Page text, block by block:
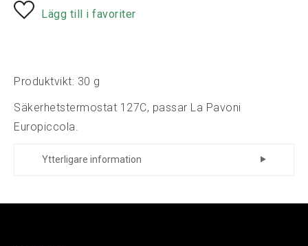
Lägg till i favoriter
Produktvikt: 30 g
Säkerhetstermostat 127C, passar La Pavoni
Europiccola.
Ytterligare information